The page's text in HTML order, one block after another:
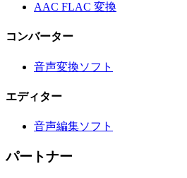
AAC FLAC 変換
コンバーター
音声変換ソフト
エディター
音声編集ソフト
パートナー